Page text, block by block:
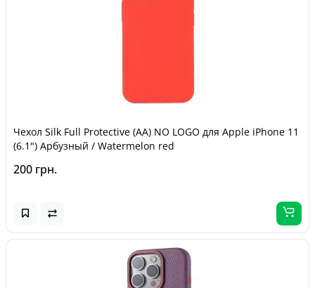
Чехол Silk Full Protective (AA) NO LOGO для Apple iPhone 11
(6.1") Арбузный / Watermelon red
200 грн.